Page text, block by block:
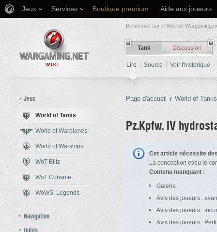
Jeux Services Boutique premium Aide aux joueurs
Bienvenue sur le Wiki de
Tank Discussion
Lire Source Voir l'historique
Jeux
World of Tanks
World of Warplanes
World of Warships
WoT Blitz
WoT Console
WoWS: Legends
Navigation
Outils
Page d'accueil / World of Tanks
Pz.Kpfw. IV
Aller à : rechercher
Cet article nécessite
La conception et/ou le
Contenu manquant :
Galerie
Avis des joueurs :
Avis des joueurs :
Avis des joueurs :